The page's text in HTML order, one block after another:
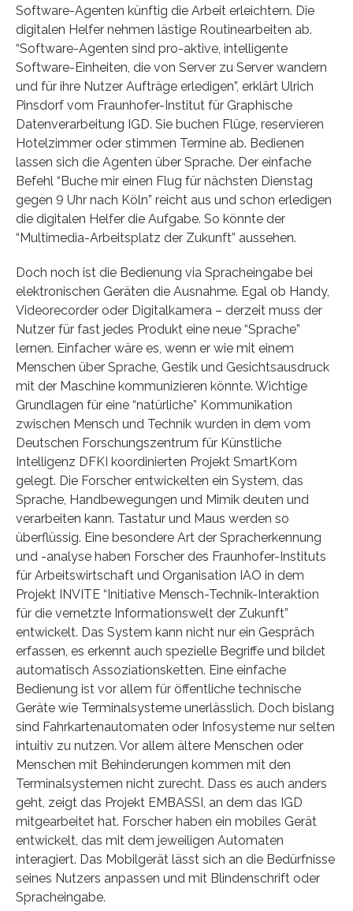
Software-Agenten künftig die Arbeit erleichtern. Die
digitalen Helfer nehmen lästige Routinearbeiten ab.
“Software-Agenten sind pro-aktive, intelligente
Software-Einheiten, die von Server zu Server wandern
und für ihre Nutzer Aufträge erledigen”, erklärt Ulrich
Pinsdorf vom Fraunhofer-Institut für Graphische
Datenverarbeitung IGD. Sie buchen Flüge, reservieren
Hotelzimmer oder stimmen Termine ab. Bedienen
lassen sich die Agenten über Sprache. Der einfache
Befehl “Buche mir einen Flug für nächsten Dienstag
gegen 9 Uhr nach Köln” reicht aus und schon erledigen
die digitalen Helfer die Aufgabe. So könnte der
“Multimedia-Arbeitsplatz der Zukunft” aussehen.
Doch noch ist die Bedienung via Spracheingabe bei
elektronischen Geräten die Ausnahme. Egal ob Handy,
Videorecorder oder Digitalkamera – derzeit muss der
Nutzer für fast jedes Produkt eine neue “Sprache”
lernen. Einfacher wäre es, wenn er wie mit einem
Menschen über Sprache, Gestik und Gesichtsausdruck
mit der Maschine kommunizieren könnte. Wichtige
Grundlagen für eine “natürliche” Kommunikation
zwischen Mensch und Technik wurden in dem vom
Deutschen Forschungszentrum für Künstliche
Intelligenz DFKI koordinierten Projekt SmartKom
gelegt. Die Forscher entwickelten ein System, das
Sprache, Handbewegungen und Mimik deuten und
verarbeiten kann. Tastatur und Maus werden so
überflüssig. Eine besondere Art der Spracherkennung
und -analyse haben Forscher des Fraunhofer-Instituts
für Arbeitswirtschaft und Organisation IAO in dem
Projekt INVITE “Initiative Mensch-Technik-Interaktion
für die vernetzte Informationswelt der Zukunft”
entwickelt. Das System kann nicht nur ein Gespräch
erfassen, es erkennt auch spezielle Begriffe und bildet
automatisch Assoziationsketten. Eine einfache
Bedienung ist vor allem für öffentliche technische
Geräte wie Terminalsysteme unerlässlich. Doch bislang
sind Fahrkartenautomaten oder Infosysteme nur selten
intuitiv zu nutzen. Vor allem ältere Menschen oder
Menschen mit Behinderungen kommen mit den
Terminalsystemen nicht zurecht. Dass es auch anders
geht, zeigt das Projekt EMBASSI, an dem das IGD
mitgearbeitet hat. Forscher haben ein mobiles Gerät
entwickelt, das mit dem jeweiligen Automaten
interagiert. Das Mobilgerät lässt sich an die Bedürfnisse
seines Nutzers anpassen und mit Blindenschrift oder
Spracheingabe.